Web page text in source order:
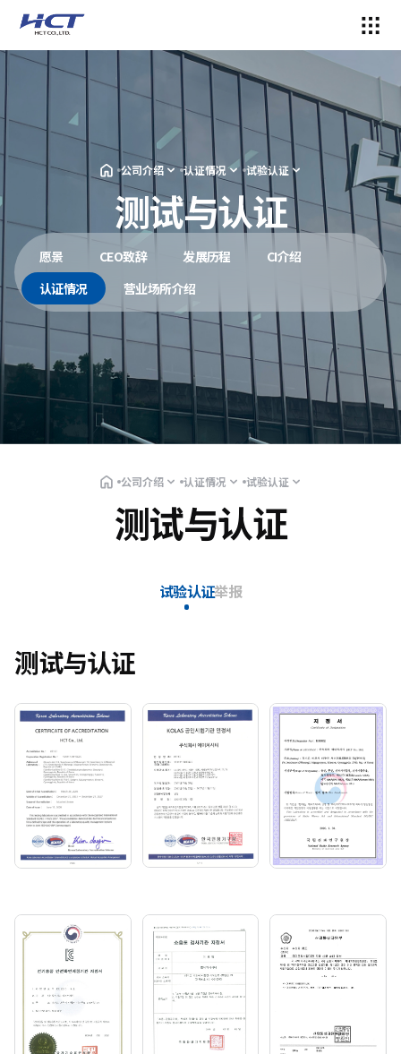
公司介绍 认证情况 试验认证
测试与认证
愿景 CEO致辞 发展历程
CI介绍
认证情况
营业场所介绍
公司介绍 认证情况 试验认证
测试与认证
试验认证举报
测试与认证